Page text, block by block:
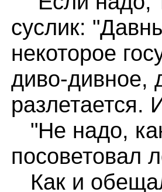
суслик:
некоторое
диво-дивное,
разлетается.
"Не надо,
посоветовал
Как и